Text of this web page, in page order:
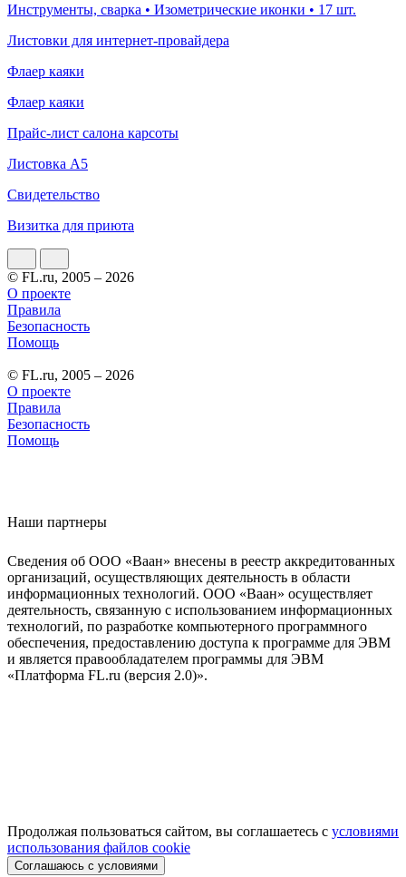
Инструменты, сварка • Изометрические иконки • 17 шт.
Листовки для интернет-провайдера
Флаер каяки
Флаер каяки
Прайс-лист салона карсоты
Листовка А5
Свидетельство
Визитка для приюта
© FL.ru, 2005 – 2026
О проекте
Правила
Безопасность
Помощь
© FL.ru, 2005 – 2026
О проекте
Правила
Безопасность
Помощь
Наши партнеры
Сведения об ООО «Ваан» внесены в реестр аккредитованных
организаций, осуществляющих деятельность в области
информационных технологий. ООО «Ваан» осуществляет
деятельность, связанную с использованием информационных
технологий, по разработке компьютерного программного
обеспечения, предоставлению доступа к программе для ЭВМ
и является правообладателем программы для ЭВМ
«Платформа FL.ru (версия 2.0)».
Продолжая пользоваться сайтом, вы соглашаетесь с условиями
использования файлов cookie
Соглашаюсь с условиями